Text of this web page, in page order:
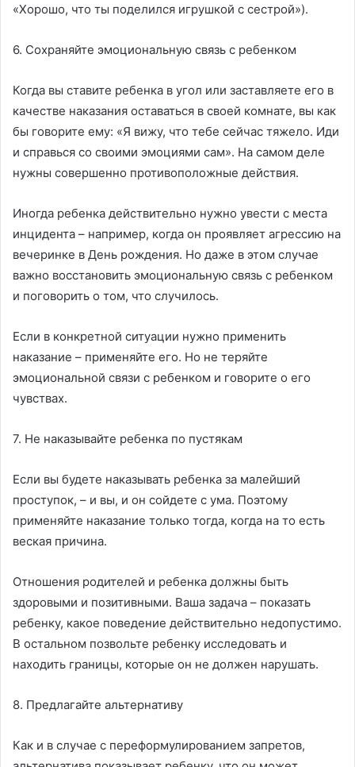
«Хорошо, что ты поделился игрушкой с сестрой»).
6. Сохраняйте эмоциональную связь с ребенком
Когда вы ставите ребенка в угол или заставляете его в
качестве наказания оставаться в своей комнате, вы как
бы говорите ему: «Я вижу, что тебе сейчас тяжело. Иди
и справься со своими эмоциями сам». На самом деле
нужны совершенно противоположные действия.
Иногда ребенка действительно нужно увести с места
инцидента – например, когда он проявляет агрессию на
вечеринке в День рождения. Но даже в этом случае
важно восстановить эмоциональную связь с ребенком
и поговорить о том, что случилось.
Если в конкретной ситуации нужно применить
наказание – применяйте его. Но не теряйте
эмоциональной связи с ребенком и говорите о его
чувствах.
7. Не наказывайте ребенка по пустякам
Если вы будете наказывать ребенка за малейший
проступок, – и вы, и он сойдете с ума. Поэтому
применяйте наказание только тогда, когда на то есть
веская причина.
Отношения родителей и ребенка должны быть
здоровыми и позитивными. Ваша задача – показать
ребенку, какое поведение действительно недопустимо.
В остальном позвольте ребенку исследовать и
находить границы, которые он не должен нарушать.
8. Предлагайте альтернативу
Как и в случае с переформулированием запретов,